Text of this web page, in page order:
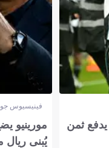
ثمن
فينيسيوس
مورينيو
يُبنى ريال